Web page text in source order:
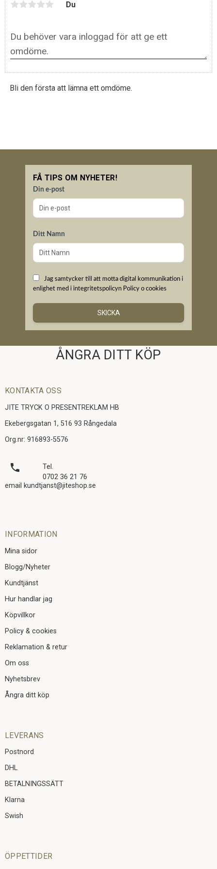
Du
Bli den första att lämna ett omdöme.
FÅ TIPS OM NYHETER!
Din e-post
Ditt Namn
Jag samtycker till att motta digital kommunikation i
enlighet med i integritetspolicyn Policy o cookies
SKICKA
ÅNGRA DITT KÖP
KONTAKTA OSS
JITE TRYCK O PRESENTREKLAM HB
Ekebergsgatan 1, 516 93 Rångedala
Org.nr: 916893-5576
local_phone
Tel.
0702 36 21 76
email kundtjanst@jiteshop.se
INFORMATION
Mina sidor
Blogg/Nyheter
Kundtjänst
Hur handlar jag
Köpvillkor
Policy & cookies
Reklamation & retur
Om oss
Nyhetsbrev
Ångra ditt köp
LEVERANS
Postnord
DHL
BETALNINGSSÄTT
Klarna
Swish
ÖPPETTIDER